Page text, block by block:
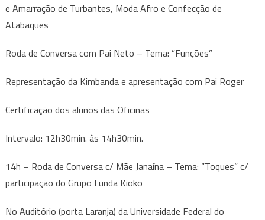
e Amarração de Turbantes, Moda Afro e Confecção de
Atabaques
Roda de Conversa com Pai Neto – Tema: ”Funções”
Representação da Kimbanda e apresentação com Pai Roger
Certificação dos alunos das Oficinas
Intervalo: 12h30min. às 14h30min.
14h – Roda de Conversa c/ Mãe Janaína – Tema: ”Toques” c/
participação do Grupo Lunda Kioko
No Auditório (porta Laranja) da Universidade Federal do